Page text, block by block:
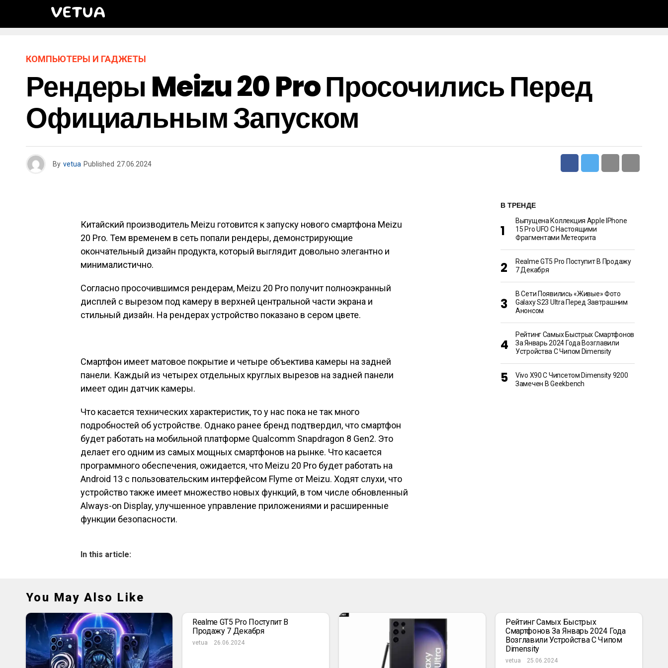
VETUA
КОМПЬЮТЕРЫ И ГАДЖЕТЫ
Рендеры Meizu 20 Pro Просочились Перед
Официальным Запуском
By vetua Published 27.06.2024
Китайский производитель Meizu готовится к запуску нового смартфона Meizu
20 Pro. Тем временем в сеть попали рендеры, демонстрирующие
окончательный дизайн продукта, который выглядит довольно элегантно и
минималистично.
Согласно просочившимся рендерам, Meizu 20 Pro получит полноэкранный
дисплей с вырезом под камеру в верхней центральной части экрана и
стильный дизайн. На рендерах устройство показано в сером цвете.
Смартфон имеет матовое покрытие и четыре объектива камеры на задней
панели. Каждый из четырех отдельных круглых вырезов на задней панели
имеет один датчик камеры.
Что касается технических характеристик, то у нас пока не так много
подробностей об устройстве. Однако ранее бренд подтвердил, что смартфон
будет работать на мобильной платформе Qualcomm Snapdragon 8 Gen2. Это
делает его одним из самых мощных смартфонов на рынке. Что касается
программного обеспечения, ожидается, что Meizu 20 Pro будет работать на
Android 13 с пользовательским интерфейсом Flyme от Meizu. Ходят слухи, что
устройство также имеет множество новых функций, в том числе обновленный
Always-on Display, улучшенное управление приложениями и расширенные
функции безопасности.
In this article:
В ТРЕНДЕ
Выпущена Коллекция Apple IPhone
15 Pro UFO С Настоящими
Фрагментами Метеорита
Realme GT5 Pro Поступит В Продажу
7 Декабря
В Сети Появились «живые» Фото
Galaxy S23 Ultra Перед Завтрашним
Анонсом
Рейтинг Самых Быстрых Смартфонов
За Январь 2024 Года Возглавили
Устройства С Чипом Dimensity
Vivo X90 С Чипсетом Dimensity 9200
Замечен В Geekbench
You May Also Like
Realme GT5 Pro Поступит В
Продажу 7 Декабря
vetua 26.06.2024
Рейтинг Самых Быстрых
Смартфонов За Январь 2024 Года
Возглавили Устройства С Чипом
Dimensity
vetua 25.06.2024